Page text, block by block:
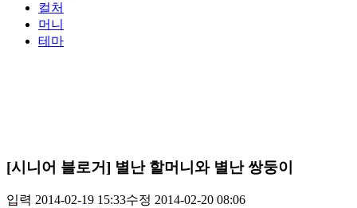
컬처
머니
테마
[시니어 블로거] 별난 할머니와 별난 쌍둥이
입력 2014-02-19 15:33수정 2014-02-20 08:06